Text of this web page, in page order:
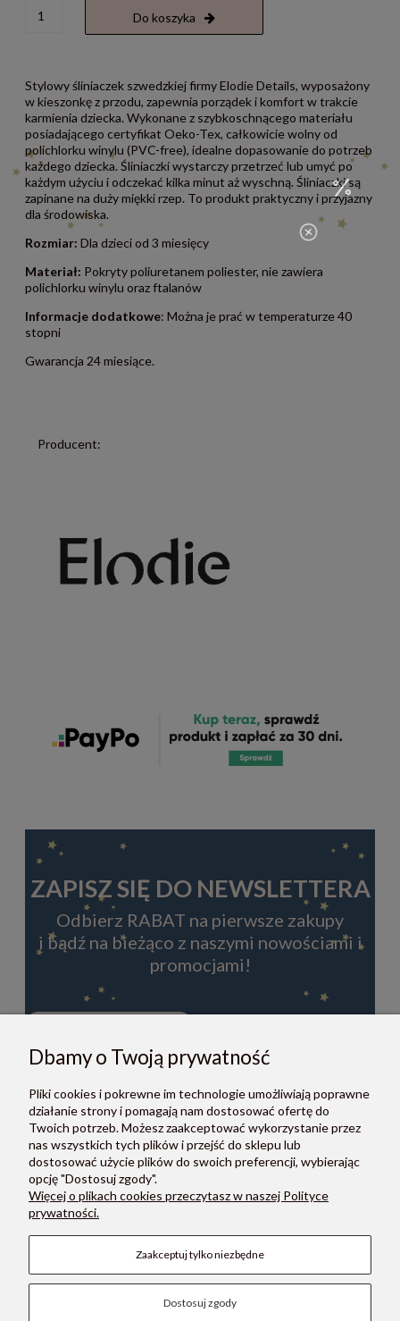
Do koszyka
Stylowy śliniaczek szwedzkiej firmy Elodie Details, wyposażony
w kieszonkę z przodu, zapewnia porządek i komfort w trakcie
karmienia dziecka. Wykonane z szybkoschnącego materiału
posiadającego certyfikat Oeko-Tex, całkowicie wolny od
polichlorku winylu (PVC-free), idealne dopasowanie do potrzeb
każdego dziecka. Śliniaczki wystarczy przetrzeć lub umyć po
każdym użyciu i odczekać kilka minut aż wyschną. Śliniaczki są
zapinane na duży miękki rzep. To produkt praktyczny i przyjazny
dla środowiska.
Rozmiar: Dla dzieci od 3 miesięcy
Materiał: Pokryty poliuretanem poliester, nie zawiera
polichlorku winylu oraz ftalanów
Informacje dodatkowe: Można je prać w temperaturze 40
stopni
Gwarancja 24 miesiące.
Producent:
ZAPISZ SIĘ DO NEWSLETTERA
Odbierz RABAT na pierwsze zakupy
i bądź na bieżąco z naszymi nowościami i
promocjami!
ZAPISZ SIĘ
Zapisując się do newslettera, akceptujesz Regulamin i Politykę
prywatności.
O NAS
Dbamy o Twoją prywatność
Pliki cookies i pokrewne im technologie umożliwiają poprawne
działanie strony i pomagają nam dostosować ofertę do
Twoich potrzeb. Możesz zaakceptować wykorzystanie przez
nas wszystkich tych plików i przejść do sklepu lub
dostosować użycie plików do swoich preferencji, wybierając
opcję "Dostosuj zgody".
Więcej o plikach cookies przeczytasz w naszej Polityce
prywatności.
Zaakceptuj tylko niezbędne
Dostosuj zgody